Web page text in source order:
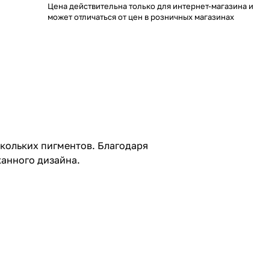
Цена действительна только для интернет-магазина и
может отличаться от цен в розничных магазинах
пигментов. Благодаря
дизайна.